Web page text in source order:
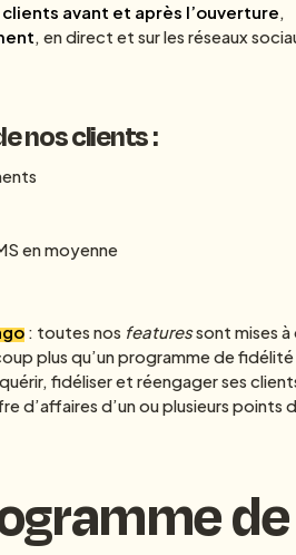
avant et après l’ouverture,
, en direct et sur les réseaux
nos clients :
en moyenne
: toutes nos featuressont mises
plus qu’un programme de
fidéliser et réengager ses
d’affaires d’un ou plusieurs points
de